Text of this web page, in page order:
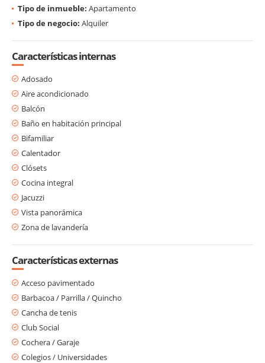
Tipo de inmueble: Apartamento
Tipo de negocio: Alquiler
Características internas
Adosado
Aire acondicionado
Balcón
Baño en habitación principal
Bifamiliar
Calentador
Clósets
Cocina integral
Jacuzzi
Vista panorámica
Zona de lavandería
Características externas
Acceso pavimentado
Barbacoa / Parrilla / Quincho
Cancha de tenis
Club Social
Cochera / Garaje
Colegios / Universidades